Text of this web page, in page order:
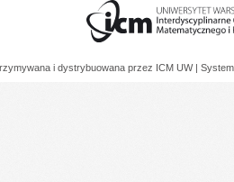
i dystrybuowana przez ICM UW |